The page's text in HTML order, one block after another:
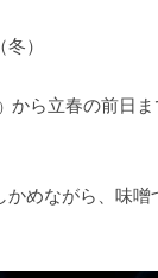
）
から立春の前日ま
めながら、味噌